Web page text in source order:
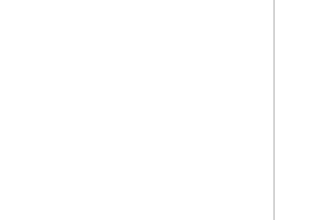
jeden Kleiderschrank.
unteren Stange und Röcke an